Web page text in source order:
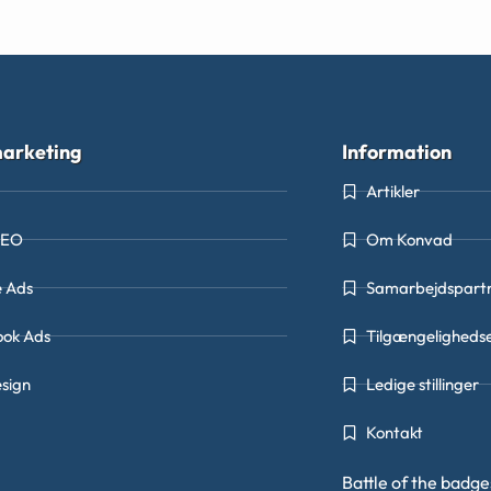
Ads
Ads
Information
Artikler
Om Konvad
Ledige stillinger
Kontakt
Battle of the